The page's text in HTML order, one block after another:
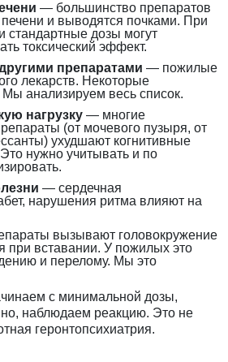
— большинство препаратов
и выводятся почками. При
стандартные дозы могут
токсический эффект.
препаратами — пожилые
лекарств. Некоторые
анализируем весь список.
нагрузку — многие
(от мочевого пузыря, от
ухудшают когнитивные
нужно учитывать и по
— сердечная
нарушения ритма влияют на
вызывают головокружение
при вставании. У пожилых это
и перелому. Мы это
с минимальной дозы,
наблюдаем реакцию. Это не
геронтопсихиатрия.